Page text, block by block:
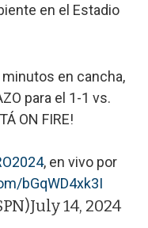
en el Estadio
minutos en cancha,
para el 1-1 vs.
ON FIRE!
, en vivo por
bGqWD4xk3I
July 14, 2024